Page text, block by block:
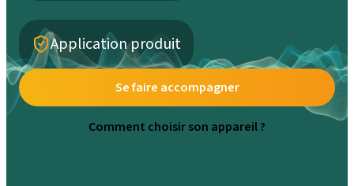
Application produit
Se faire accompagner
Comment choisir son appareil ?